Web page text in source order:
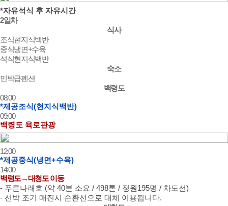
*자유석식 후 자유시간
2일차
식사
조식현지식백반
중식냉면+수육
석식현지식백반
숙소
민박급펜션
백령도
08:00
*제공조식(현지식백반)
09:00
백령도 육로관광
12:00
*제공중식(냉면+수육)
14:00
백령도→대청도 이동
- 푸른나래호 (약 40분 소요 / 498톤 / 정원195명 / 차도선)
- 선박 조기 매진시 순환선으로 대체 이용됩니다.